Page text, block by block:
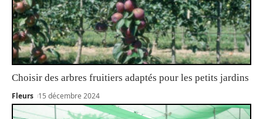
Choisir des arbres fruitiers adaptés pour les petits jardins
Fleurs 15 décembre 2024